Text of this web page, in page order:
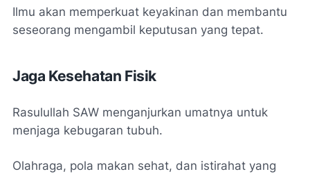
Ilmu akan memperkuat keyakinan dan membantu
seseorang mengambil keputusan yang tepat.
Jaga Kesehatan Fisik
Rasulullah SAW menganjurkan umatnya untuk
menjaga kebugaran tubuh.
Olahraga, pola makan sehat, dan istirahat yang